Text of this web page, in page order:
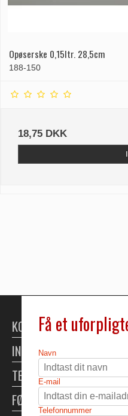
Opøserske 0,15ltr. 28,5cm
188-150
18,75 DKK
KONTAKT
INFORMATION
TELTUDLEJNING
FØLG OS
Få et
Navn
E-mail
Telefonnummer